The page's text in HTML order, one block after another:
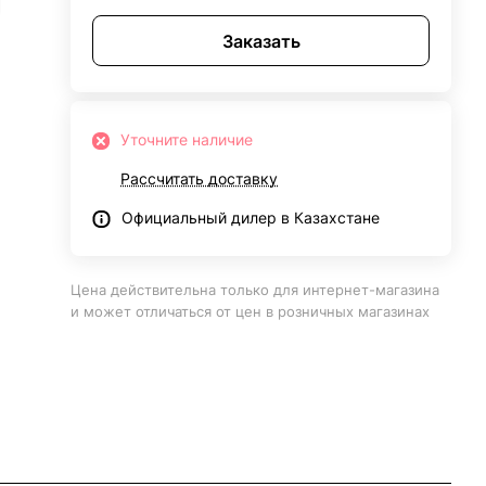
Заказать
Уточните наличие
Рассчитать доставку
Официальный дилер в Казахстане
Цена действительна только для интернет-магазина
и может отличаться от цен в розничных магазинах